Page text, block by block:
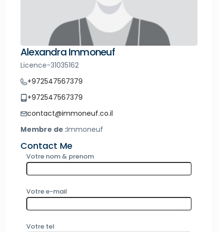
Alexandra Immoneuf
Licence-31035162
+972547567379
+972547567379
contact@immoneuf.co.il
Membre de :Immoneuf
Contact Me
Votre nom & prenom
Votre e-mail
Votre tel